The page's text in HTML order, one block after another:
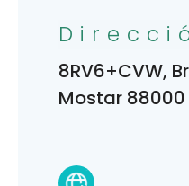
8RV6+CVW,
Mostar 88000